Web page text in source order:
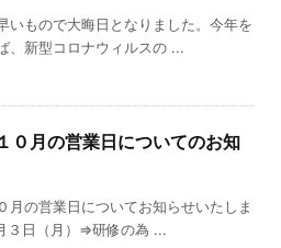
いもので大晦日となりました。今年を
、新型コロナウィルスの ...
０月の営業日についてのお知
月の営業日についてお知らせいたしま
３日（月）⇒研修の為 ...